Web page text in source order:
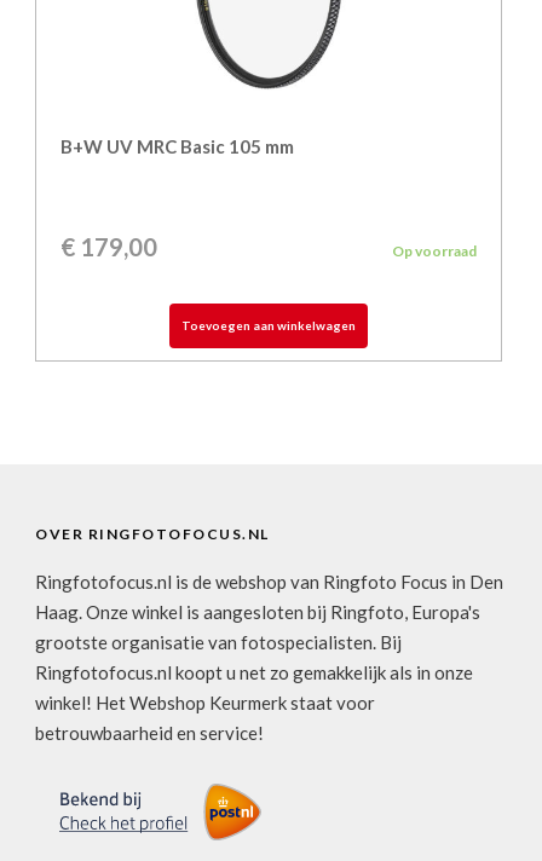
B+W UV MRC Basic 105 mm
€ 179,00 Op voorraad
Toevoegen aan winkelwagen
OVER RINGFOTOFOCUS.NL
Ringfotofocus.nl is de webshop van Ringfoto Focus in Den
Haag. Onze winkel is aangesloten bij Ringfoto, Europa's
grootste organisatie van fotospecialisten. Bij
Ringfotofocus.nl koopt u net zo gemakkelijk als in onze
winkel! Het Webshop Keurmerk staat voor
betrouwbaarheid en service!